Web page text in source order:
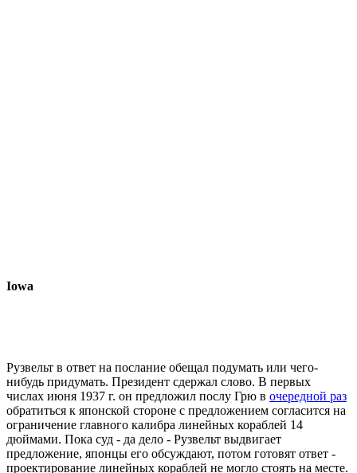
Iowa
Рузвельт в ответ на послание обещал подумать или чего-
нибудь придумать. Президент сдержал слово. В первых
числах июня 1937 г. он предложил послу Грю в очередной раз
обратиться к японской стороне с предложением согласится на
ограничение главного калибра линейных кораблей 14
дюймами. Пока суд - да дело - Рузвельт выдвигает
предложение, японцы его обсуждают, потом готовят ответ -
проектирование линейных кораблей не могло стоять на месте.